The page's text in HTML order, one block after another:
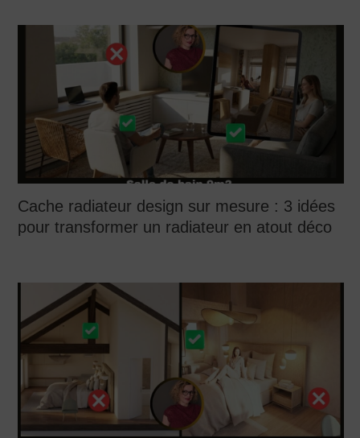
Cache radiateur design sur mesure : 3 idées
pour transformer un radiateur en atout déco